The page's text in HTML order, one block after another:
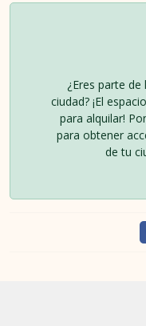
¿Eres parte
ciudad? ¡El
para alquilar!
para obtener
de tu